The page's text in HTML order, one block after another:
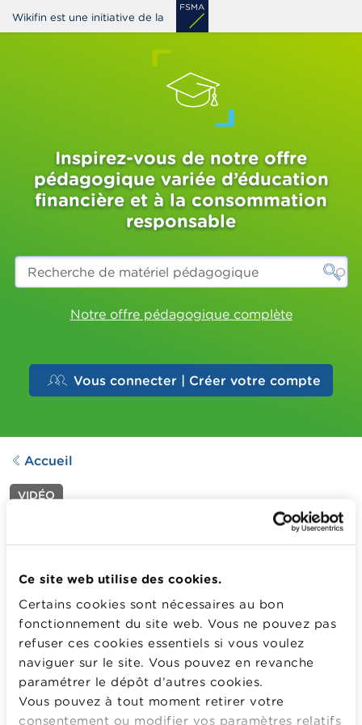
Ce site web utilise des cookies.
Certains cookies sont nécessaires au bon
fonctionnement du site web. Vous ne pouvez pas
refuser ces cookies essentiels si vous voulez
naviguer sur le site. Vous pouvez en revanche
paramétrer le dépôt d’autres cookies.
Vous pouvez à tout moment retirer votre
consentement ou modifier vos paramètres relatifs
Aller
au
Wikifin est une initiative de la
Inspirez-vous de notre offre
pédagogique variée d’éducation
financière et à la consommation
responsable
Recherche
matériel
pédagogiqueNotre offre pédagogique complète
Vous connecter | Créer votre compte
Accueil
VIDÉO
960 Downloads
Alex aimerait s’acheter un scooter mais n’a pas assez
d’économies pour se l’offrir. Il va devoir emprunter. Il va
devoir choisir la formule de crédit la plus adaptée à sa
Plus d'information